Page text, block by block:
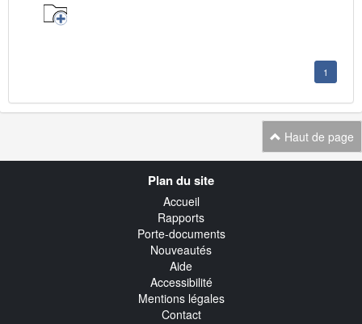
1
Haut de page
Plan du site
Accueil
Rapports
Porte-documents
Nouveautés
Aide
Accessibilité
Mentions légales
Contact